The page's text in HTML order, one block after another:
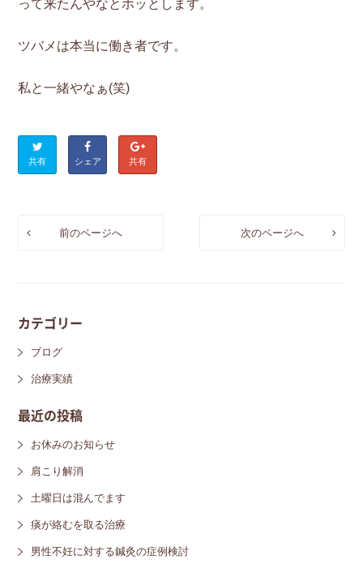
って来たんやなとホッとします。
ツバメは本当に働き者です。
私と一緒やなぁ(笑)
共有 シェア 共有
前のページへ 次のページへ
カテゴリー
ブログ
治療実績
最近の投稿
お休みのお知らせ
肩こり解消
土曜日は混んでます
痰が絡むを取る治療
男性不妊に対する鍼灸の症例検討